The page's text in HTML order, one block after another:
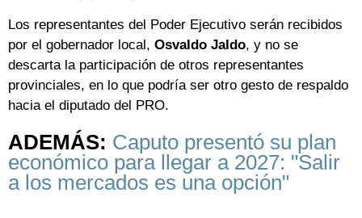
Los representantes del Poder Ejecutivo serán recibidos
por el gobernador local, Osvaldo Jaldo, y no se
descarta la participación de otros representantes
provinciales, en lo que podría ser otro gesto de respaldo
hacia el diputado del PRO.
ADEMÁS: Caputo presentó su plan
económico para llegar a 2027: "Salir
a los mercados es una opción"